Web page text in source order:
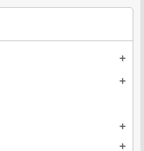
add
add
add
add